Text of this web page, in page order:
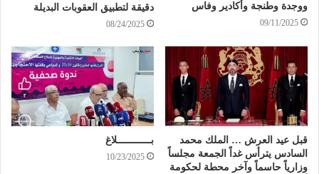
ووجدة وطنجة وأكادير وفاس
09/11/2025
دقيقة لتطبيق العقوبات البديلة
08/24/2025
قبل عيد العرش … الملك محمد
السادس يترأس غداً الجمعة مجلساً
وزارياً حاسماً وآخر محطة لحكومة
بــــــــــــلاغ
10/23/2025